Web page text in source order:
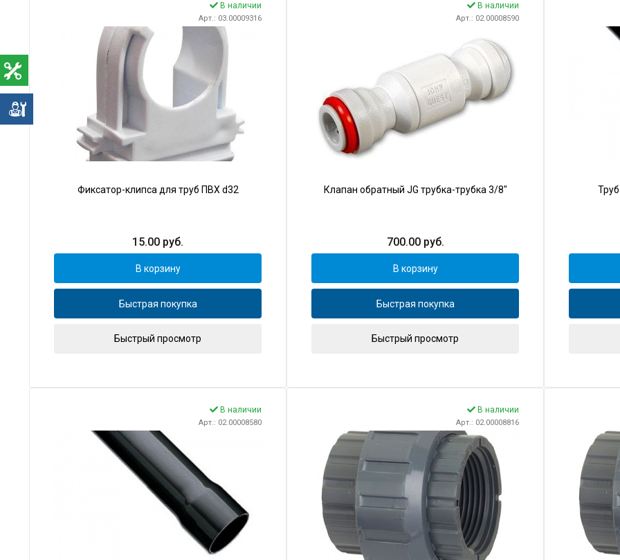
В наличии
Арт.: 03.00009316
Фиксатор-клипса для труб ПВХ d32
15.00 руб.
В корзину
Быстрая покупка
Быстрый просмотр
В наличии
Арт.: 02.00008590
Клапан обратный JG трубка-трубка 3/8"
700.00руб.
В корзину
Быстрая покупка
Быстрый просмотр
В наличии
Арт.: 02.00008580
В наличии
Арт.: 02.00008816